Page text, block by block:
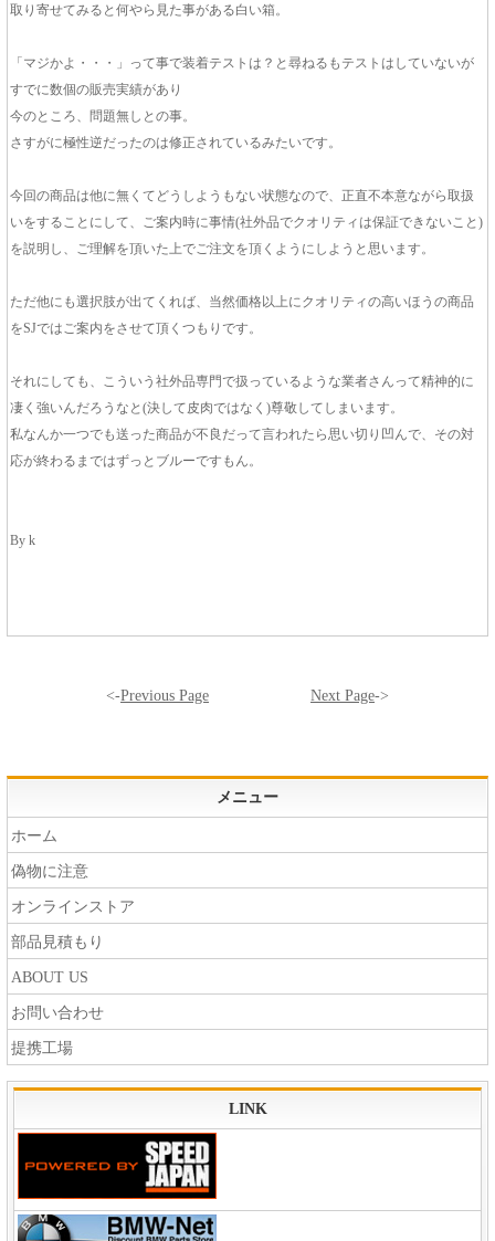
取り寄せてみると何やら見た事がある白い箱。
「マジかよ・・・」って事で装着テストは？と尋ねるもテストはしていないが
すでに数個の販売実績があり
今のところ、問題無しとの事。
さすがに極性逆だったのは修正されているみたいです。
今回の商品は他に無くてどうしようもない状態なので、正直不本意ながら取扱
いをすることにして、ご案内時に事情(社外品でクオリティは保証できないこと)
を説明し、ご理解を頂いた上でご注文を頂くようにしようと思います。
ただ他にも選択肢が出てくれば、当然価格以上にクオリティの高いほうの商品
をSJではご案内をさせて頂くつもりです。
それにしても、こういう社外品専門で扱っているような業者さんって精神的に
凄く強いんだろうなと(決して皮肉ではなく)尊敬してしまいます。
私なんか一つでも送った商品が不良だって言われたら思い切り凹んで、その対
応が終わるまではずっとブルーですもん。
By k
<-Previous Page Next Page->
メニュー
ホーム
偽物に注意
オンラインストア
部品見積もり
ABOUT US
お問い合わせ
提携工場
LINK